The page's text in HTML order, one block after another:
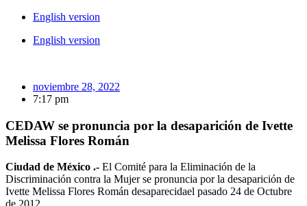
English version
English version
noviembre 28, 2022
7:17 pm
CEDAW se pronuncia por la desaparición de Ivette
Melissa Flores Román
Ciudad de México .- El Comité para la Eliminación de la
Discriminación contra la Mujer se pronuncia por la desaparición de
Ivette Melissa Flores Román desaparecidael pasado 24 de Octubre